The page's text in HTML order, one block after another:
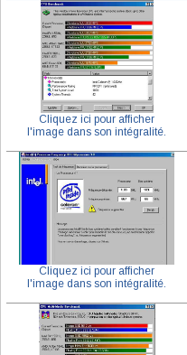
Cliquez ici pour afficher
l'image dans son intégralité.
Cliquez ici pour afficher
l'image dans son intégralité.